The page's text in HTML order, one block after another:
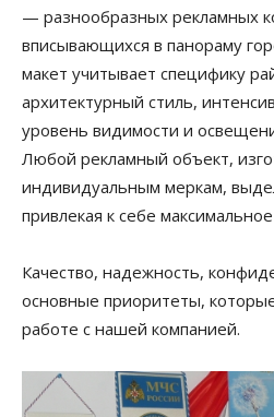
— разнообразных рекламных
вписывающихся в панораму
макет учитывает специфику
архитектурный стиль,
уровень видимости и
Любой рекламный объект,
индивидуальным меркам,
привлекая к себе
Качество, надежность,
основные приоритеты,
работе с нашей компанией.